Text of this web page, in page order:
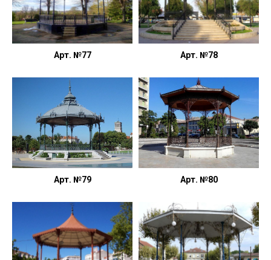
Арт. №77 Арт. №78
Арт. №79 Арт. №80